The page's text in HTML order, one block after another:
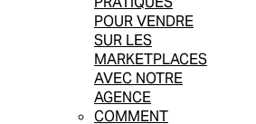
POUR VENDRE
SUR LES
MARKETPLACES
AVEC NOTRE
AGENCE
COMMENT